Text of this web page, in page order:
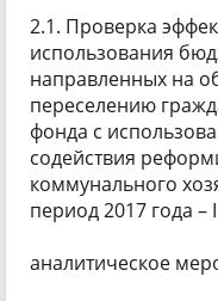
2.1. Проверка
использования
направленных на
переселению
фонда с
содействия
коммунального
период 2017 года –
аналитическое